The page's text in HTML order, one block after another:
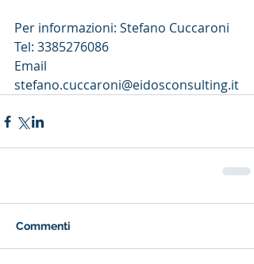
Per informazioni: Stefano Cuccaroni
Tel: 3385276086
Email
stefano.cuccaroni@eidosconsulting.it
Commenti